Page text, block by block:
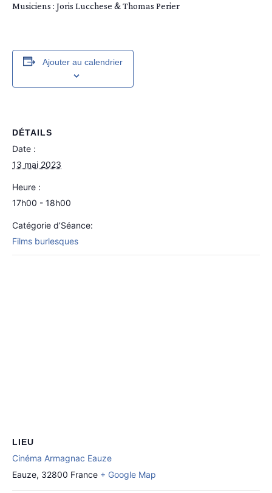
Musiciens : Joris Lucchese & Thomas Perier
Ajouter au calendrier
DÉTAILS
Date :
13 mai 2023
Heure :
17h00 - 18h00
Catégorie d’Séance:
Films burlesques
LIEU
Cinéma Armagnac Eauze
Eauze, 32800 France + Google Map